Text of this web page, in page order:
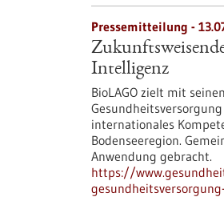
Pressemitteilung -
Intelligenz
BioLAGO zielt mit
internationales
Bodenseeregion.
Anwendung gebracht.
https://